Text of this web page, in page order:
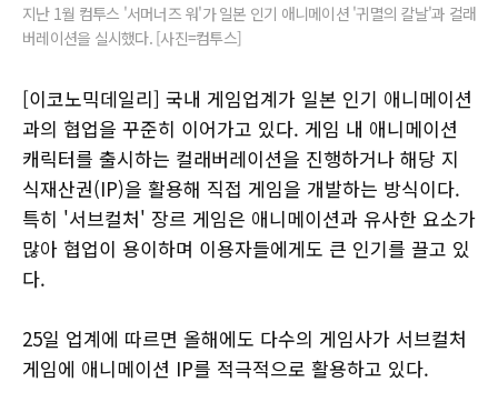
지난 1월 컴투스 '서머너즈 워'가 일본 인기 애니메이션 '귀멸의 칼날'과 컬래
버레이션을 실시했다. [사진=컴투스]
[이코노믹데일리] 국내 게임업계가 일본 인기 애니메이션
과의 협업을 꾸준히 이어가고 있다. 게임 내 애니메이션
캐릭터를 출시하는 컬래버레이션을 진행하거나 해당 지
식재산권(IP)을 활용해 직접 게임을 개발하는 방식이다.
특히 '서브컬처' 장르 게임은 애니메이션과 유사한 요소가
많아 협업이 용이하며 이용자들에게도 큰 인기를 끌고 있
다.
25일 업계에 따르면 올해에도 다수의 게임사가 서브컬처
게임에 애니메이션 IP를 적극적으로 활용하고 있다.